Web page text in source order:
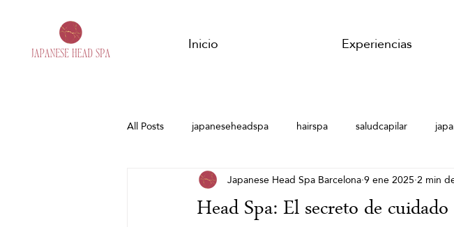
Inicio Experiencias
All Posts japaneseheadspa hairspa saludcapilar
Hanshu embarazada Japanese Head Spa
Head Spa: El secreto de
Japanese Head Spa Barcelona9 ene 20252 min